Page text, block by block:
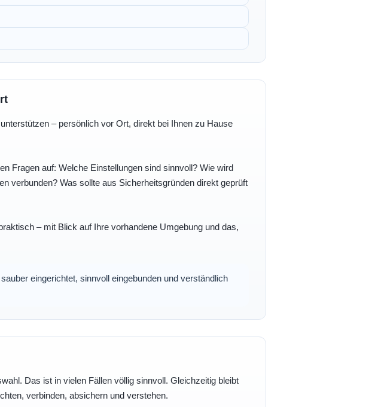
– persönlich vor Ort, direkt bei Ihnen zu Hause
Fragen auf: Welche Einstellungen sind sinnvoll? Wie wird
verbunden? Was sollte aus Sicherheitsgründen direkt geprüft
– mit Blick auf Ihre vorhandene Umgebung und das,
eingerichtet, sinnvoll eingebunden und verständlich
Das ist in vielen Fällen völlig sinnvoll. Gleichzeitig bleibt
verbinden, absichern und verstehen.